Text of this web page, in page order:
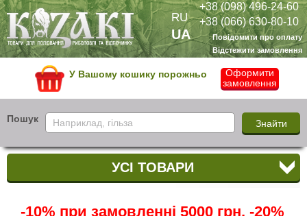
+38 (098) 496-24-60
+38 (066) 630-80-10
Повідомити про оплату
Відстежити замовлення
RU
UA
У Вашому кошику порожньо
Оформити
замовлення
Пошук
УСІ ТОВАРИ
-10% при замовленні 5000 грн, -20%